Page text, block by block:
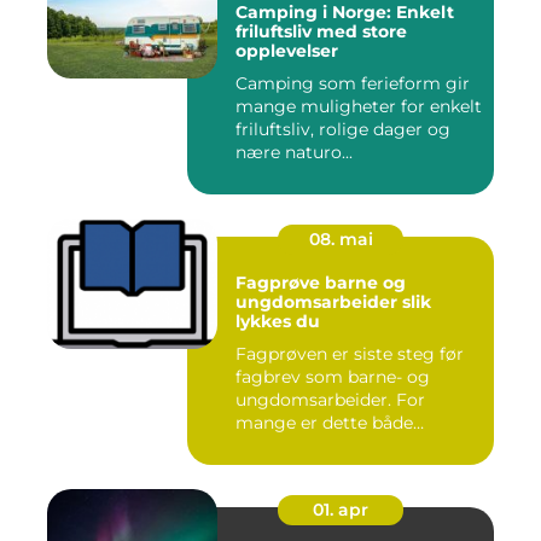
Camping i Norge: Enkelt
friluftsliv med store
opplevelser
Camping som ferieform gir
mange muligheter for enkelt
friluftsliv, rolige dager og
nære naturo...
08. mai
Fagprøve barne og
ungdomsarbeider slik
lykkes du
Fagprøven er siste steg før
fagbrev som barne- og
ungdomsarbeider. For
mange er dette både
01. apr